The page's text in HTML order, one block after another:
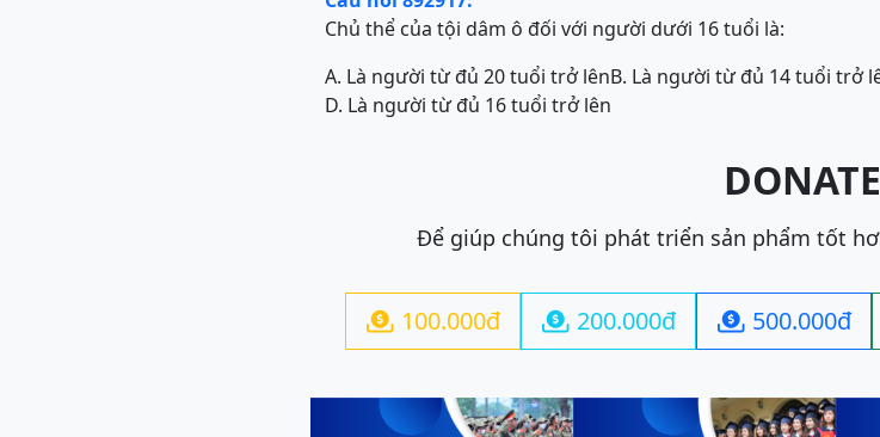
Chủ thể của tội dâm ô đối với người dưới 16 tuổi là:
A. Là người từ đủ 20 tuổi trở lênB. Là người từ đủ 14 tuổi trở
D. Là người từ đủ 16 tuổi trở lên
DONATE
Để giúp chúng tôi phát triển sản phẩm tốt
 100.000đ  200.000đ  500.000đ